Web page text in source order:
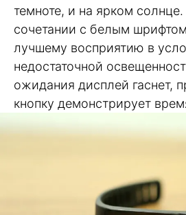
темноте, и на ярком
сочетании с белым
лучшему восприятию в
недостаточной
ожидания дисплей гаснет,
кнопку демонстрирует